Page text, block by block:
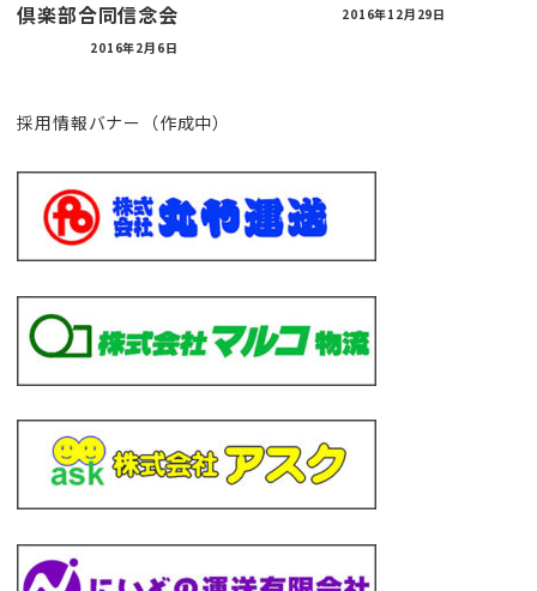
倶楽部合同信念会
2016年2月6日
2016年12月29日
採用情報バナー（作成中）